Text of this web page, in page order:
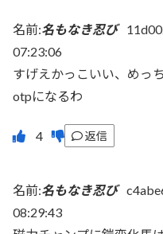
名前:名もなき忍び
07:23:06
すげえかっこいい、めっ
otpになるわ
返信
名前:名もなき忍び
08:29:43